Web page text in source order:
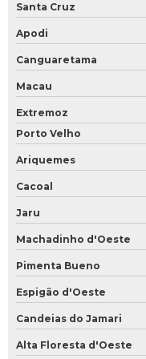
Santa Cruz
Apodi
Canguaretama
Macau
Extremoz
Porto Velho
Ariquemes
Cacoal
Jaru
Machadinho d'Oeste
Pimenta Bueno
Espigão d'Oeste
Candeias do Jamari
Alta Floresta d'Oeste